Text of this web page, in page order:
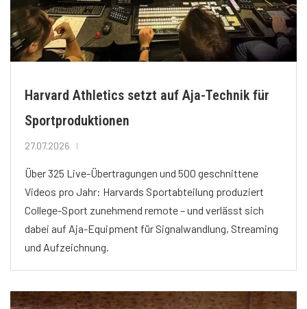
Harvard Athletics setzt auf Aja-Technik für
Sportproduktionen
27.07.2026
Über 325 Live-Übertragungen und 500 geschnittene
Videos pro Jahr: Harvards Sportabteilung produziert
College-Sport zunehmend remote – und verlässt sich
dabei auf Aja-Equipment für Signalwandlung, Streaming
und Aufzeichnung.